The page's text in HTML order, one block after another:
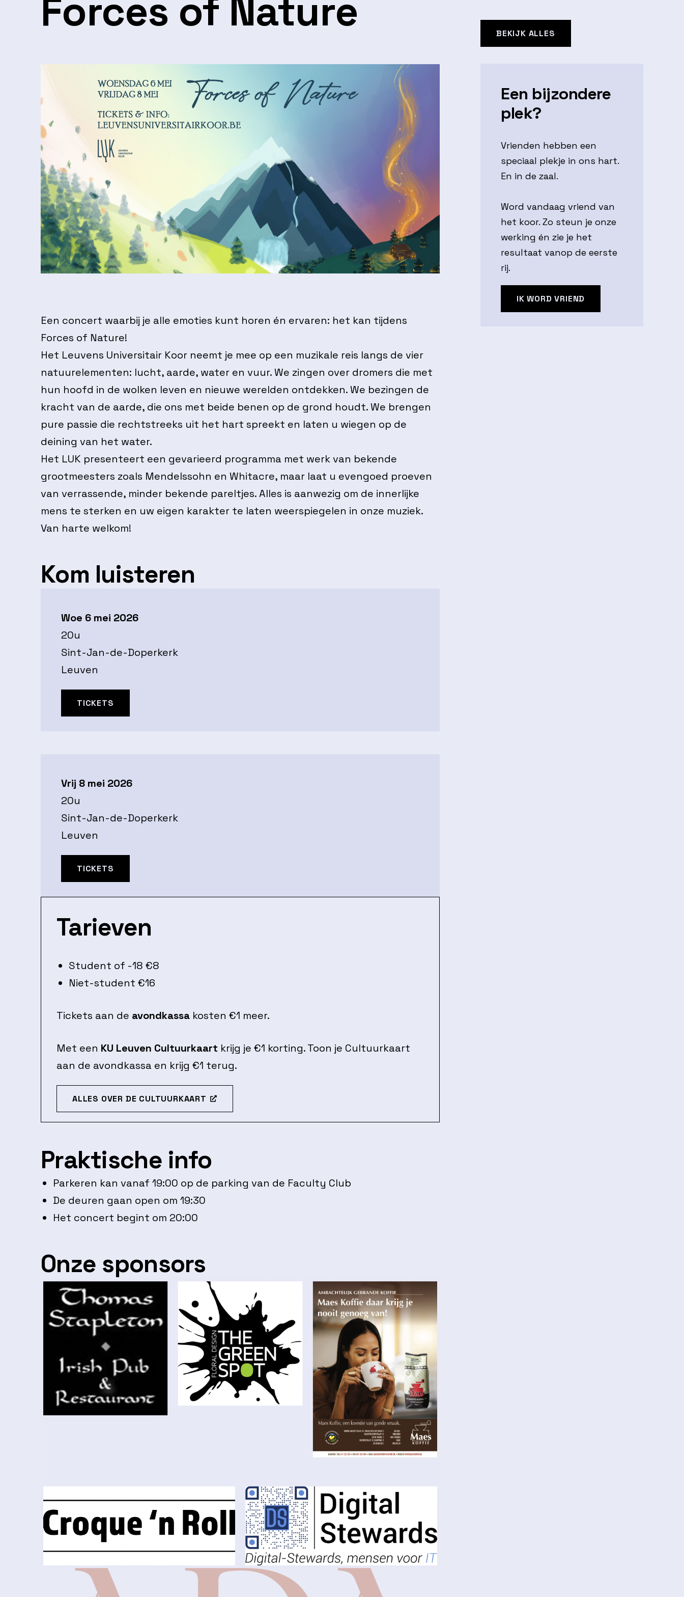
Forces of Nature
Een concert waarbij je alle emoties kunt horen én ervaren: het kan tijdens
Forces of Nature!
Het Leuvens Universitair Koor neemt je mee op een muzikale reis langs de vier
natuurelementen: lucht, aarde, water en vuur. We zingen over dromers die met
hun hoofd in de wolken leven en nieuwe werelden ontdekken. We bezingen de
kracht van de aarde, die ons met beide benen op de grond houdt. We brengen
pure passie die rechtstreeks uit het hart spreekt en laten u wiegen op de
deining van het water.
Het LUK presenteert een gevarieerd programma met werk van bekende
grootmeesters zoals Mendelssohn en Whitacre, maar laat u evengoed proeven
van verrassende, minder bekende pareltjes. Alles is aanwezig om de innerlijke
mens te sterken en uw eigen karakter te laten weerspiegelen in onze muziek.
Van harte welkom!
Kom luisteren
Woe 6 mei 2026
20u
Sint-Jan-de-Doperkerk
Leuven
TICKETS
Vrij 8 mei 2026
20u
Sint-Jan-de-Doperkerk
Leuven
TICKETS
Tarieven
Student of -18 €8
Niet-student €16
Tickets aan de avondkassa kosten €1 meer.
Met een KU Leuven Cultuurkaart krijg je €1 korting. Toon je Cultuurkaart
aan de avondkassa en krijg €1 terug.
ALLES OVER DE CULTUURKAART
Praktische info
Parkeren kan vanaf 19:00 op de parking van de Faculty Club
De deuren gaan open om 19:30
Het concert begint om 20:00
Onze sponsors
BEKIJK ALLES
Een bijzondere
plek?
Vrienden hebben een
speciaal plekje in ons hart.
En in de zaal.
Word vandaag vriend van
het koor. Zo steun je onze
werking én zie je het
resultaat vanop de eerste
rij.
IK WORD VRIEND